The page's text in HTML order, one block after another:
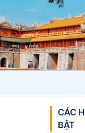
CÁC
BẬT